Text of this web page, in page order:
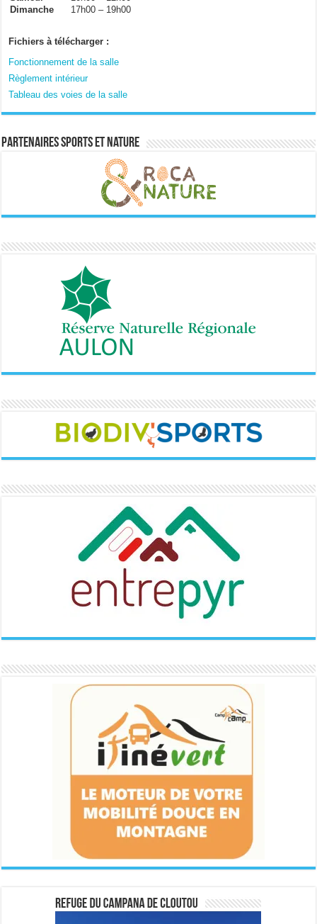
Dimanche
17h00 – 19h00
Fichiers à télécharger :
Fonctionnement de la salle
Règlement intérieur
Tableau des voies de la salle
Partenaires sports et nature